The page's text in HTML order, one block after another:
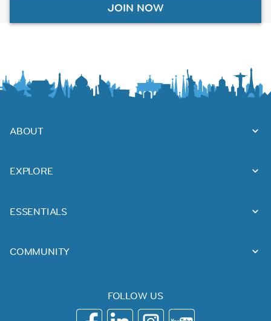
JOIN NOW
ABOUT
EXPLORE
ESSENTIALS
COMMUNITY
FOLLOW US